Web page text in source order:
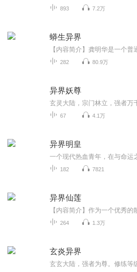
893 7.2万
蟒生异界
282 80.9万
异界妖尊
67 4.1万
异界明皇
182 7821
异界仙莲
264 1.3万
玄炎异界